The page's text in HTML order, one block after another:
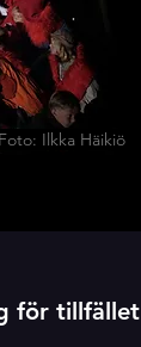
Foto: Ilkka Häikiö
för tillfället